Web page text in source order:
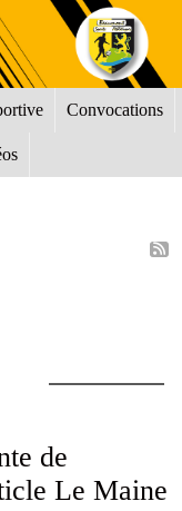
Convocations
de
Le Maine